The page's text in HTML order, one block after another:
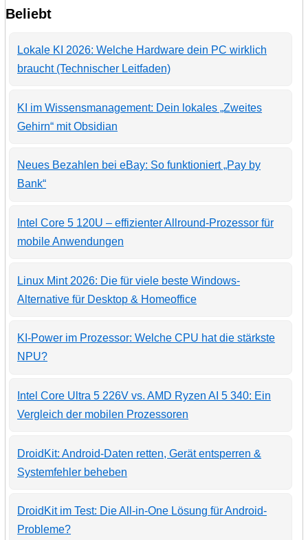
Beliebt
Lokale KI 2026: Welche Hardware dein PC wirklich
braucht (Technischer Leitfaden)
KI im Wissensmanagement: Dein lokales „Zweites
Gehirn“ mit Obsidian
Neues Bezahlen bei eBay: So funktioniert „Pay by
Bank“
Intel Core 5 120U – effizienter Allround-Prozessor für
mobile Anwendungen
Linux Mint 2026: Die für viele beste Windows-
Alternative für Desktop & Homeoffice
KI-Power im Prozessor: Welche CPU hat die stärkste
NPU?
Intel Core Ultra 5 226V vs. AMD Ryzen AI 5 340: Ein
Vergleich der mobilen Prozessoren
DroidKit: Android-Daten retten, Gerät entsperren &
Systemfehler beheben
DroidKit im Test: Die All-in-One Lösung für Android-
Probleme?